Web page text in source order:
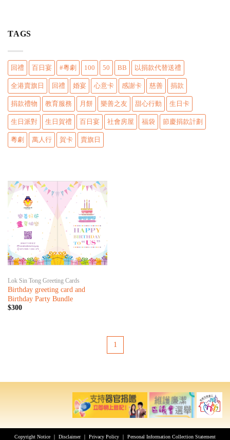
TAGS
回禮 百日宴 #粵劇 100 50 BB 以捐款代替送禮
全港賣旗日 回禮 婚宴 心意卡 感謝卡 慈善 捐款
捐款禮物 教育服務 月餅 樂善之友 甜心行動 生日卡
生日派對 生日賀禮 百日宴 社會房屋 福袋 節慶捐款計劃
粵劇 萬人行 賀卡 賣旗日
Lok Sin Tong Greeting Cards
Birthday greeting card and
Birthday Party Bundle
$300
1
Copyright Notice ｜ Disclaimer｜ Privacy Policy ｜ Personal Information Collection Statement